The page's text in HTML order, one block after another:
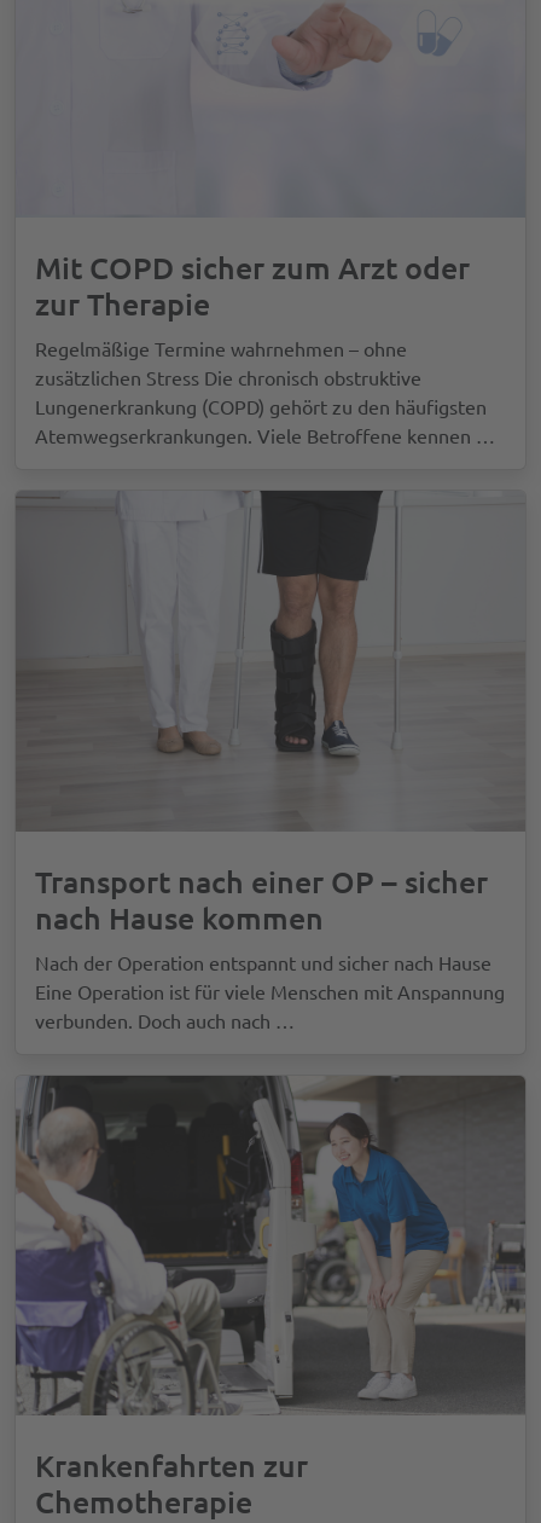
Mit COPD sicher zum Arzt oder
zur Therapie
Regelmäßige Termine wahrnehmen – ohne
zusätzlichen Stress Die chronisch obstruktive
Lungenerkrankung (COPD) gehört zu den häufigsten
Atemwegserkrankungen. Viele Betroffene kennen …
Transport nach einer OP – sicher
nach Hause kommen
Nach der Operation entspannt und sicher nach Hause
Eine Operation ist für viele Menschen mit Anspannung
verbunden. Doch auch nach
Krankenfahrten zur
Chemotherapie